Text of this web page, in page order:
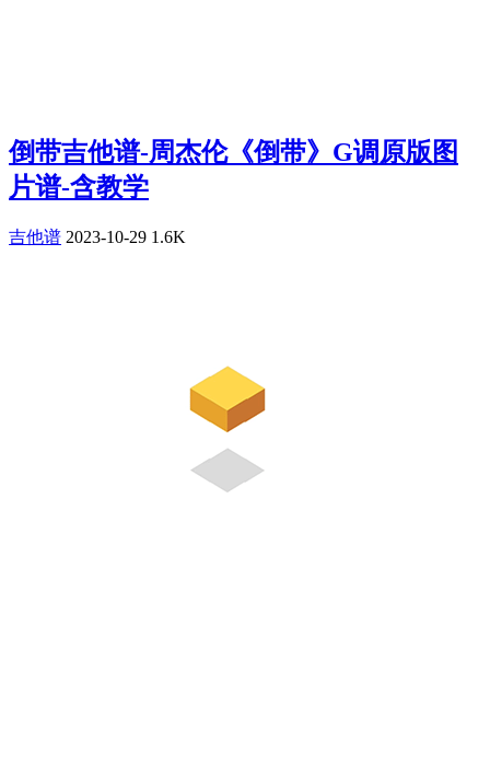
倒带吉他谱-周杰伦《倒带》G调原版图
片谱-含教学
吉他谱 2023-10-29 1.6K